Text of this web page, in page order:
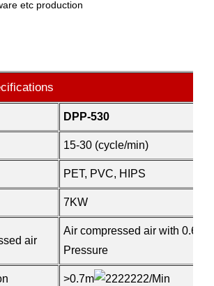
etc production
DPP-530
15-30 (cycle/min)
PET, PVC, HIPS
7KW
air
Air compressed air with 0.6-
Pressure
>0.7m /Min